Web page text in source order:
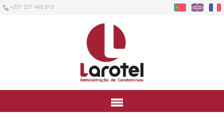
+351 227 445 013
Menu